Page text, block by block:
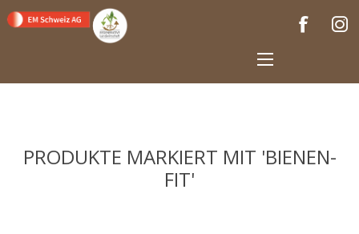
PRODUKTE MARKIERT MIT 'BIENEN-
FIT'